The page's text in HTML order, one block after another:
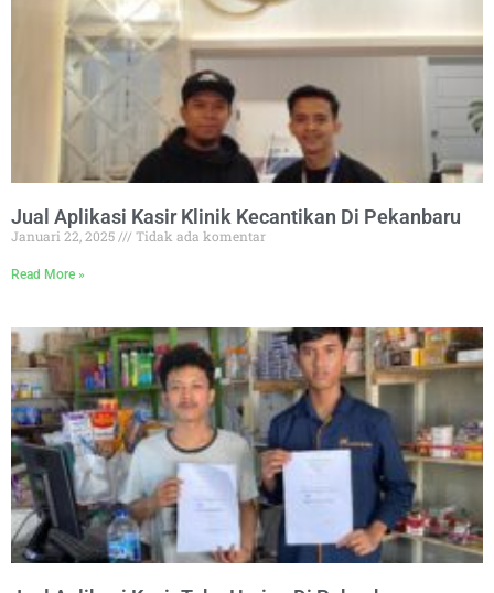
Jual Aplikasi Kasir Klinik Kecantikan Di Pekanbaru
Januari 22, 2025 Tidak ada komentar
Read More »